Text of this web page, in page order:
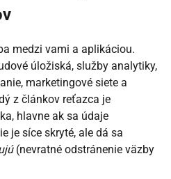
medzi vami a aplikáciou.
úložiská, služby analytiky,
marketingové siete a
z článkov reťazca je
hlavne ak sa údaje
je síce skryté, ale dá sa
(nevratné odstránenie väzby